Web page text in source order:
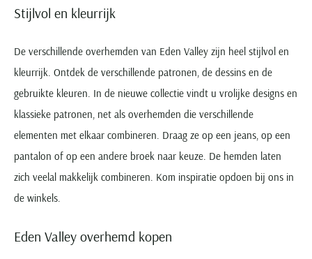
Stijlvol en kleurrijk
De verschillende overhemden van Eden Valley zijn heel stijlvol en
kleurrijk. Ontdek de verschillende patronen, de dessins en de
gebruikte kleuren. In de nieuwe collectie vindt u vrolijke designs en
klassieke patronen, net als overhemden die verschillende
elementen met elkaar combineren. Draag ze op een jeans, op een
pantalon of op een andere broek naar keuze. De hemden laten
zich veelal makkelijk combineren. Kom inspiratie opdoen bij ons in
de winkels.
Eden Valley overhemd kopen